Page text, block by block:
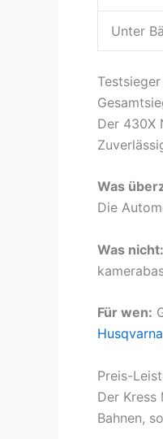
Unter
Der 430X
Was
Die
Was nicht:
Für wen:
Preis-
Der
Bahnen,